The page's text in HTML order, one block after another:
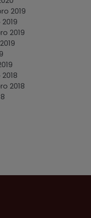
2019
2019
2018